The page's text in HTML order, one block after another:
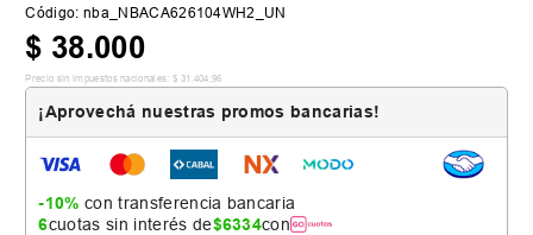
Código: nba_NBACA626104WH2_UN
$ 38.000
Precio sin impuestos nacionales: $ 31 404 96
¡Aprovechá nuestras promos bancarias!
-10% con transferencia bancaria
6cuotas sin interés de$6334con